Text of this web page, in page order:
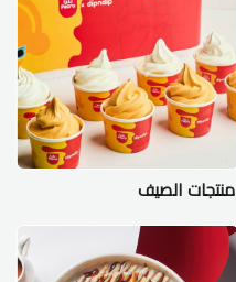
منتجات الصيف